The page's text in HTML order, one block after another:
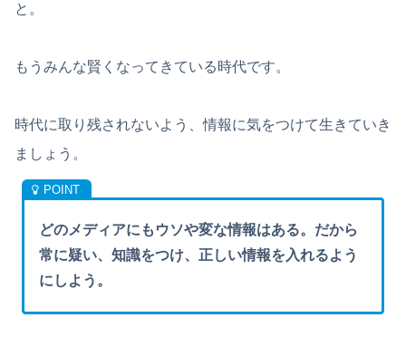
と。
もうみんな賢くなってきている時代です。
時代に取り残されないよう、情報に気をつけて生きていき
ましょう。
どのメディアにもウソや変な情報はある。だから
常に疑い、知識をつけ、正しい情報を入れるよう
にしよう。